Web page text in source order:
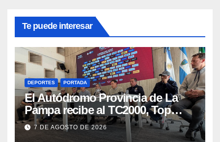
Te puede interesar
DEPORTES PORTADA
El Autódromo Provincia de La
Pampa recibe al TC2000, Top
Race y Fórmula Nacional este fin
de semana
7 DE AGOSTO DE 2026